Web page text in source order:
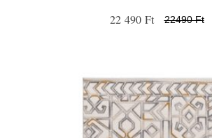
22 490 Ft 22490 Ft